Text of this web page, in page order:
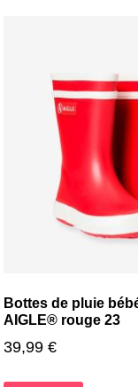
Bottes de pluie
AIGLE® rouge 23
39,99 €